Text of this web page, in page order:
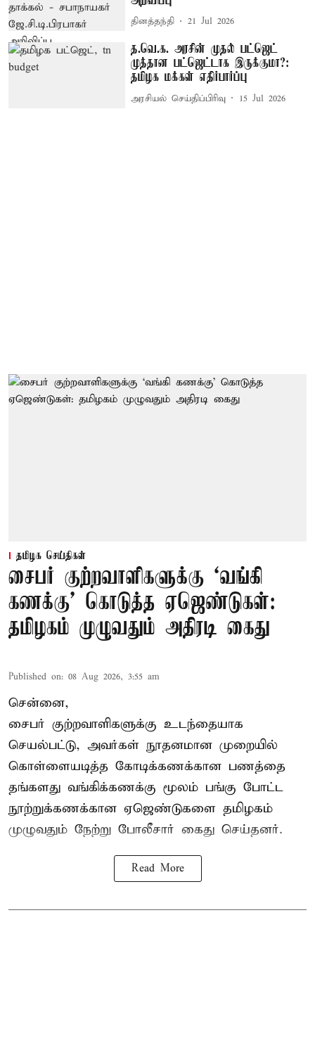
தினத்தந்தி 21 Jul 2026
த.வெ.க. அரசின் முதல் பட்ஜெட்
முத்தான பட்ஜெட்டாக இருக்குமா?:
தமிழக மக்கள் எதிர்பார்ப்பு
அரசியல் செய்திப்பிரிவு 15 Jul 2026
தமிழக செய்திகள்
சைபர் குற்றவாளிகளுக்கு ‘வங்கி
கணக்கு’ கொடுத்த ஏஜெண்டுகள்:
தமிழகம் முழுவதும் அதிரடி கைது
Published on: 08 Aug 2026, 3:55 am
சென்னை,
சைபர் குற்றவாளிகளுக்கு உடந்தையாக
செயல்பட்டு, அவர்கள் நூதனமான முறையில்
கொள்ளையடித்த கோடிக்கணக்கான பணத்தை
தங்களது வங்கிக்கணக்கு மூலம் பங்கு போட்ட
நூற்றுக்கணக்கான ஏஜெண்டுகளை தமிழகம்
முழுவதும் நேற்று போலீசார் கைது செய்தனர்.
Read More